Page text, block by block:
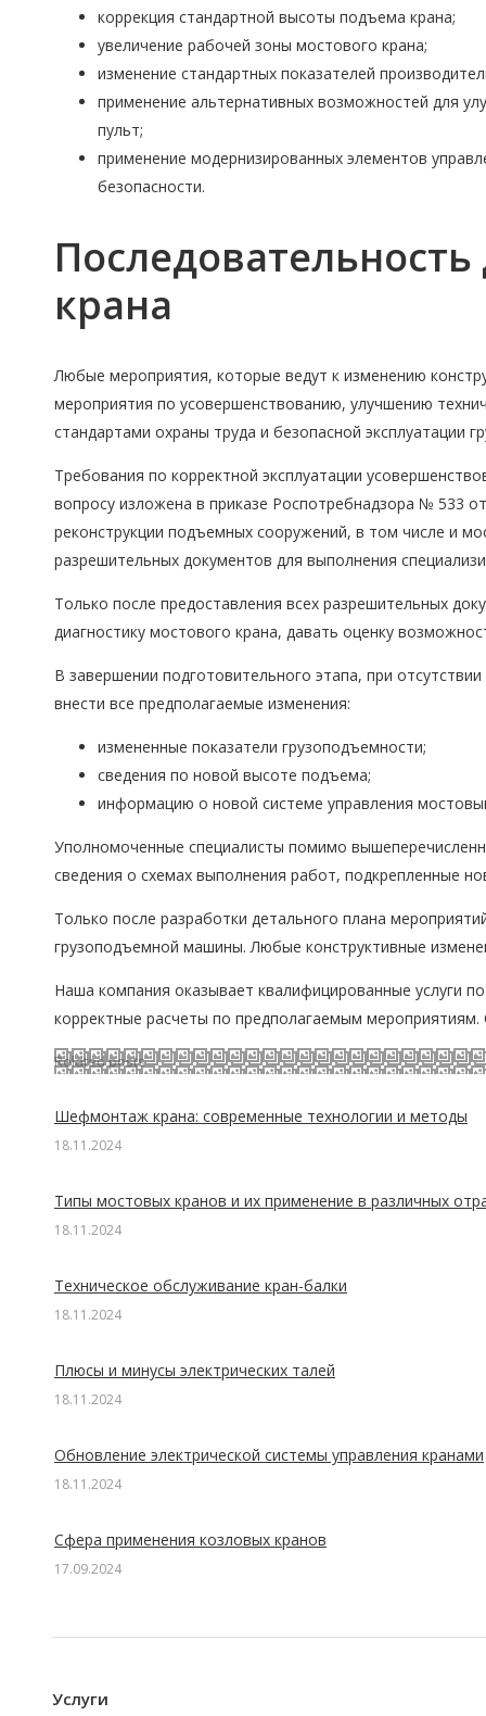
коррекция стандартной высоты подъема крана;
увеличение рабочей зоны мостового крана;
изменение стандартных показателей
применение альтернативных возможностей для
пульт;
применение модернизированных элементов
безопасности.
крана
Любые мероприятия, которые ведут к изменению
мероприятия по усовершенствованию, улучшению
стандартами охраны труда и безопасной эксплуатации
Требования по корректной эксплуатации
вопросу изложена в приказе Роспотребнадзора № 533
реконструкции подъемных сооружений, в том числе и
разрешительных документов для выполнения
Только после предоставления всех разрешительных
диагностику мостового крана, давать оценку
В завершении подготовительного этапа, при
внести все предполагаемые изменения:
измененные показатели грузоподъемности;
сведения по новой высоте подъема;
информацию о новой системе управления
Уполномоченные специалисты помимо
сведения о схемах выполнения работ, подкрепленные
Только после разработки детального плана
грузоподъемной машины. Любые конструктивные
Наша компания оказывает квалифицированные услуги
корректные расчеты по предполагаемым
Related posts
Шефмонтаж крана: современные технологии и методы
18.11.2024
Типы мостовых кранов и их применение в различных
18.11.2024
Техническое обслуживание кран-балки
18.11.2024
Плюсы и минусы электрических талей
18.11.2024
Обновление электрической системы управления кранами
18.11.2024
Сфера применения козловых кранов
17.09.2024
Услуги